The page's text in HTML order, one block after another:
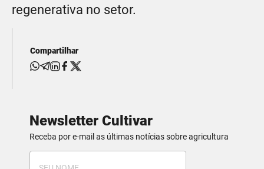
regenerativa no setor.
Compartilhar
Newsletter Cultivar
Receba por e-mail as últimas notícias sobre agricultura